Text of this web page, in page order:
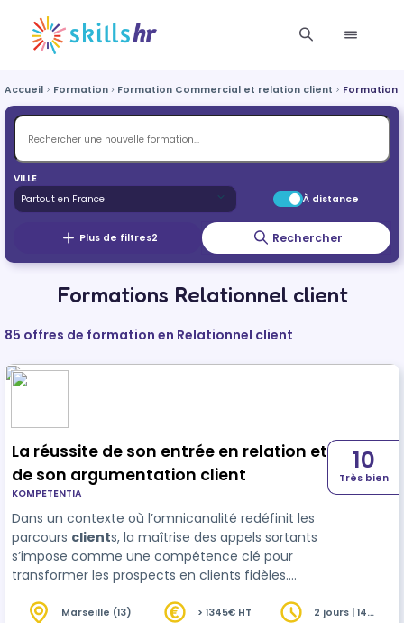
Accueil Formation Formation Commercial et relation client Formation
VILLE
À distance
Plus de filtres2 Rechercher
Formations Relationnel client
85 offres de formation en Relationnel client
La réussite de son entrée en relation et
de son argumentation client
KOMPETENTIA
Dans un contexte où l’omnicanalité redéfinit les
parcours clients, la maîtrise des appels sortants
s’impose comme une compétence clé pour
transformer les prospects en clients fidèles.
des techniques de synchronisation client et
10
Très bien
Marseille (13) > 1345€ HT
2 jours | 14